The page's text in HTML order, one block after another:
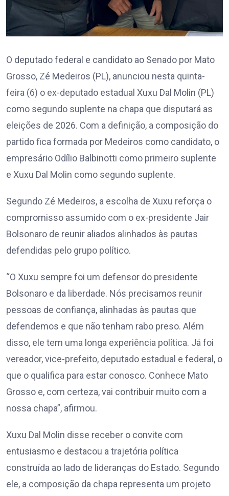
O deputado federal e candidato ao Senado por Mato
Grosso, Zé Medeiros (PL), anunciou nesta quinta-
feira (6) o ex-deputado estadual Xuxu Dal Molin (PL)
como segundo suplente na chapa que disputará as
eleições de 2026. Com a definição, a composição do
partido fica formada por Medeiros como candidato, o
empresário Odílio Balbinotti como primeiro suplente
e Xuxu Dal Molin como segundo suplente.
Segundo Zé Medeiros, a escolha de Xuxu reforça o
compromisso assumido com o ex-presidente Jair
Bolsonaro de reunir aliados alinhados às pautas
defendidas pelo grupo político.
“O Xuxu sempre foi um defensor do presidente
Bolsonaro e da liberdade. Nós precisamos reunir
pessoas de confiança, alinhadas às pautas que
defendemos e que não tenham rabo preso. Além
disso, ele tem uma longa experiência política. Já foi
vereador, vice-prefeito, deputado estadual e federal, o
que o qualifica para estar conosco. Conhece Mato
Grosso e, com certeza, vai contribuir muito com a
nossa chapa”, afirmou.
Xuxu Dal Molin disse receber o convite com
entusiasmo e destacou a trajetória política
construída ao lado de lideranças do Estado. Segundo
ele, a composição da chapa representa um projeto